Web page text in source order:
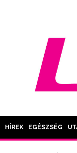
HÍREK EGÉSZSÉG